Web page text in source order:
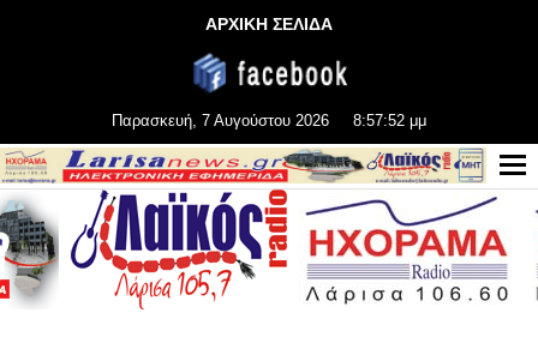
ΑΡΧΙΚΗ ΣΕΛΙΔΑ
Παρασκευή, 7 Αυγούστου 2026 8:57:54 μμ